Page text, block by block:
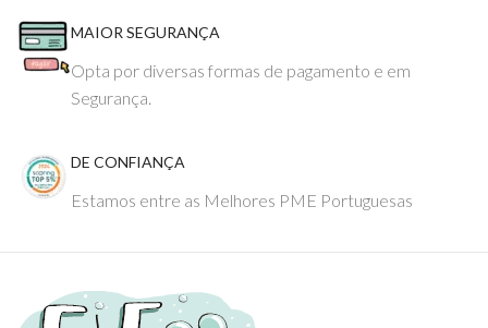
MAIOR SEGURANÇA
Opta por diversas formas de pagamento e em
Segurança.
DE CONFIANÇA
Estamos entre as Melhores PME Portuguesas